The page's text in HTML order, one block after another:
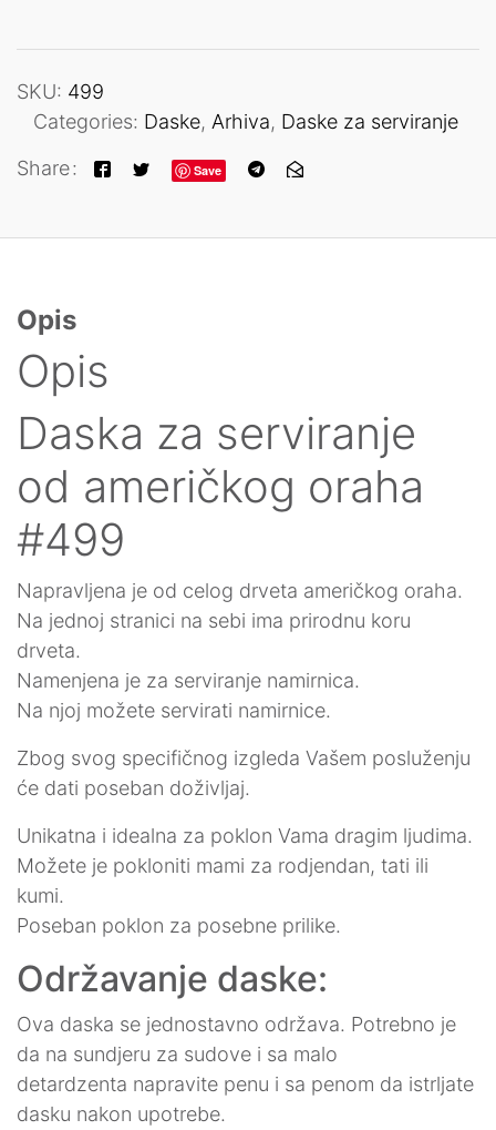
SKU: 499
Categories: Daske, Arhiva, Daske za serviranje
Share
Save
Opis
Opis
Daska za serviranje
od američkog oraha
#499
Napravljena je od celog drveta američkog oraha.
Na jednoj stranici na sebi ima prirodnu koru
drveta.
Namenjena je za serviranje namirnica.
Na njoj možete servirati namirnice.
Zbog svog specifičnog izgleda Vašem posluženju
će dati poseban doživljaj.
Unikatna i idealna za poklon Vama dragim ljudima.
Možete je pokloniti mami za rodjendan, tati ili
kumi.
Poseban poklon za posebne prilike.
Održavanje daske:
Ova daska se jednostavno održava. Potrebno je
da na sundjeru za sudove i sa malo
detardzenta napravite penu i sa penom da istrljate
dasku nakon upotrebe.